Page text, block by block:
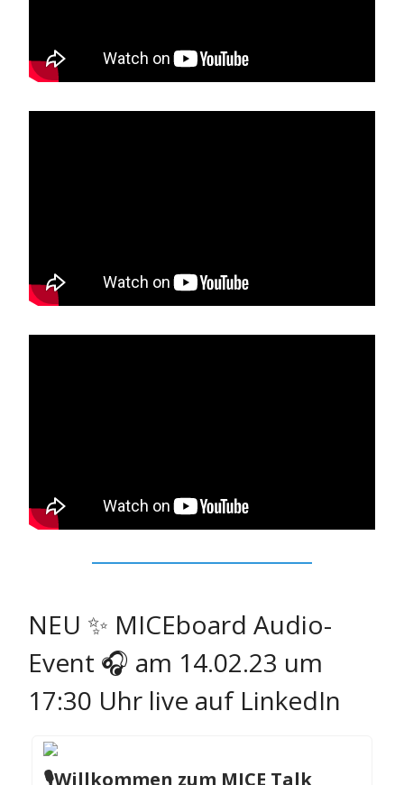
NEU ✨ MICEboard Audio-
Event 🎧 am 14.02.23 um
17:30 Uhr live auf LinkedIn
🎙️Willkommen zum MICE Talk